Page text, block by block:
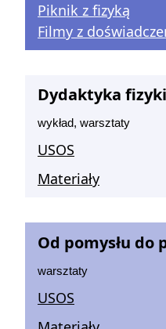
Piknik z fizyką
Filmy z
Dydaktyka fizyki
wykład, warsztaty
USOS
Materiały
Od pomysłu do
warsztaty
USOS